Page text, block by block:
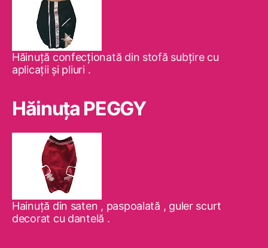
Hăinuţă confecţionată din stofă subţire cu
aplicaţii şi pliuri .
Hăinuţa PEGGY
Hainuţă din saten , paspoalată , guler scurt
decorat cu dantelă .